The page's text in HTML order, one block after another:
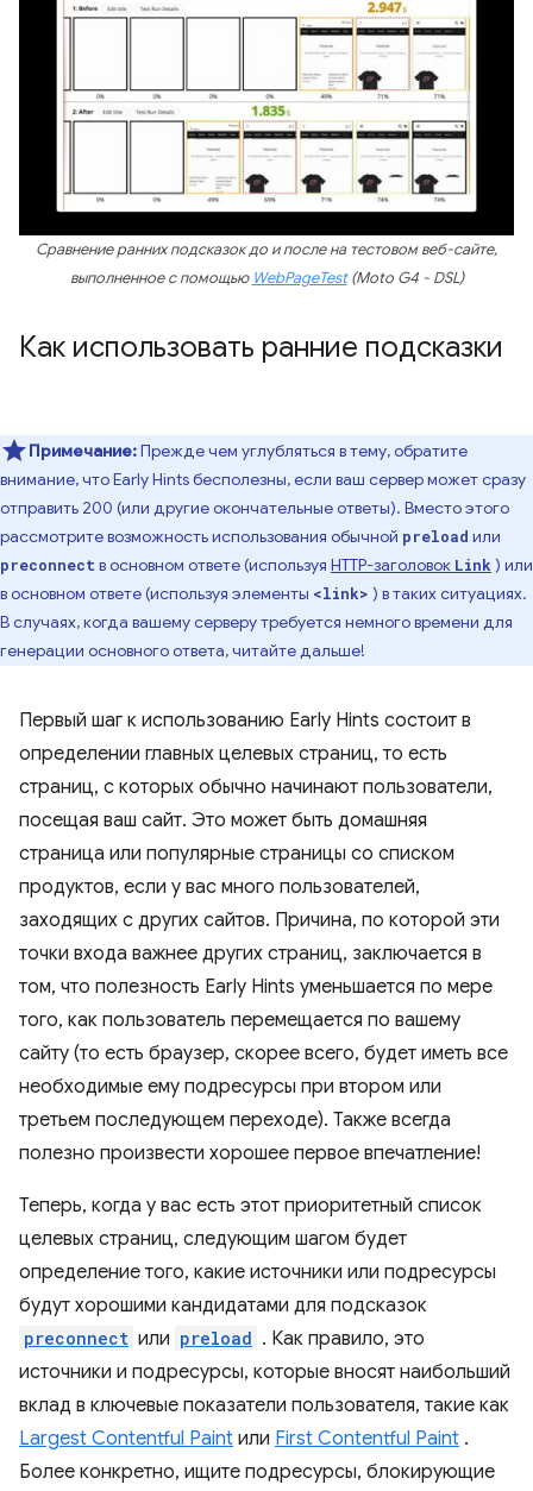
Сравнение ранних подсказок до и после на тестовом веб-сайте,
выполненное с помощью WebPageTest(Moto G4 - DSL)
Как использовать ранние подсказки
Примечание:Прежде чем углубляться в тему, обратите
внимание, что Early Hints бесполезны, если ваш сервер может сразу
отправить 200 (или другие окончательные ответы). Вместо этого
рассмотрите возможность использования обычной preload или
preconnect в основном ответе (используя HTTP-заголовок Link ) или
в основном ответе (используя элементы <link> ) в таких ситуациях.
В случаях, когда вашему серверу требуется немного времени для
генерации основного ответа, читайте дальше!
Первый шаг к использованию Early Hints состоит в
определении главных целевых страниц, то есть
страниц, с которых обычно начинают пользователи,
посещая ваш сайт. Это может быть домашняя
страница или популярные страницы со списком
продуктов, если у вас много пользователей,
заходящих с других сайтов. Причина, по которой эти
точки входа важнее других страниц, заключается в
том, что полезность Early Hints уменьшается по мере
того, как пользователь перемещается по вашему
сайту (то есть браузер, скорее всего, будет иметь все
необходимые ему подресурсы при втором или
третьем последующем переходе). Также всегда
полезно произвести хорошее первое впечатление!
Теперь, когда у вас есть этот приоритетный список
целевых страниц, следующим шагом будет
определение того, какие источники или подресурсы
будут хорошими кандидатами для подсказок
preconnect или preload . Как правило, это
источники и подресурсы, которые вносят наибольший
вклад в ключевые показатели пользователя, такие как
Largest Contentful Paint или First Contentful Paint .
Более конкретно, ищите подресурсы, блокирующие